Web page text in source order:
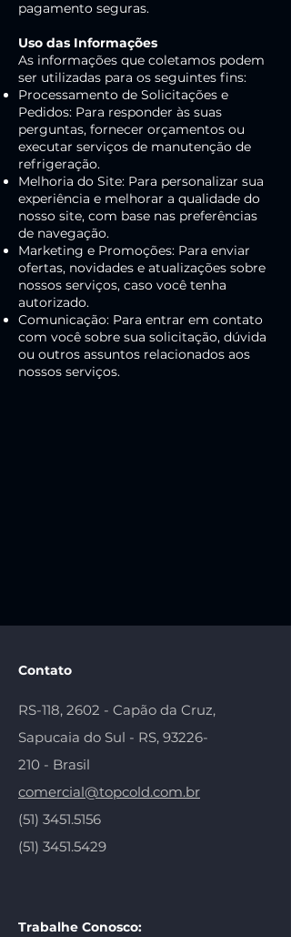
pagamento seguras.
Uso das Informações
As informações que coletamos podem
ser utilizadas para os seguintes fins:
Processamento de Solicitações e
Pedidos: Para responder às suas
perguntas, fornecer orçamentos ou
executar serviços de manutenção de
refrigeração.
Melhoria do Site: Para personalizar sua
experiência e melhorar a qualidade do
nosso site, com base nas preferências
de navegação.
Marketing e Promoções: Para enviar
ofertas, novidades e atualizações sobre
nossos serviços, caso você tenha
autorizado.
Comunicação: Para entrar em contato
com você sobre sua solicitação, dúvida
ou outros assuntos relacionados aos
nossos serviços.
Contato
RS-118, 2602 - Capão da Cruz,
Sapucaia do Sul - RS, 93226-
210 - Brasil
comercial@topcold.com.br
(51) 3451.5156
(51) 3451.5429
Trabalhe Conosco: